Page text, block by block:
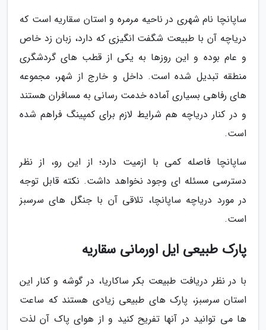
ساپانچا نام شهری در ناحیه مرمره و استان سقاریه است که
دریاچه آن با طبیعت شگفت انگیزی که دارد، زبان زد خاص
و عام بوده و این روزها به یکی از قطب های گردشگری
منطقه تبدیل شده است. داخل و خارج از شهر، مجموعه
های رفاهی بسیاری آماده خدمت رسانی به مسافران هستند
و در کنار دریاچه هم شرایط لازم برای کمپینگ فراهم شده
است.
ساپانچا فاصله کمی با ازمیت دارد؛ از این رو، از نظر
دسترسی مسئله ای وجود نخواهد داشت. نکته قابل توجه
در مورد دریاچه ساپانچا، تلاقی آن با جنگل های سرسبز
است.
پارک طبیعی ایل اورمانی سقاریه
با در نظر دریافت طبیعت بکر ساکاریا، در گوشه و کنار این
استان سرسبز، پارک های طبیعی زیادی هستند که ساعت
ها می توانید در آنها تفریح کنید و از هوای پاک آن لذت